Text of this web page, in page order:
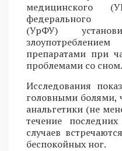
медицинского
(УрФУ)
препаратами при
проблемами со сном.
Исследования
головными болями,
анальгетики (не
течение
случаев
беспокойных ног.